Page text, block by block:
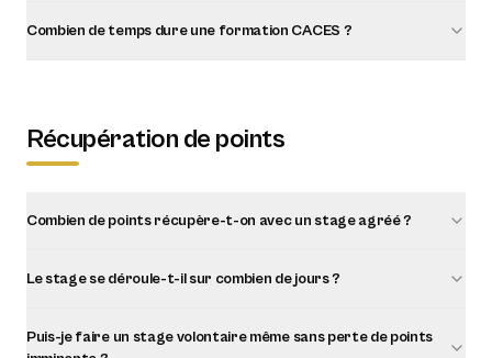
Combien de temps dure une formation CACES ?
Récupération de points
Combien de points récupère-t-on avec un stage agréé ?
Le stage se déroule-t-il sur combien de jours ?
Puis-je faire un stage volontaire même sans perte de points